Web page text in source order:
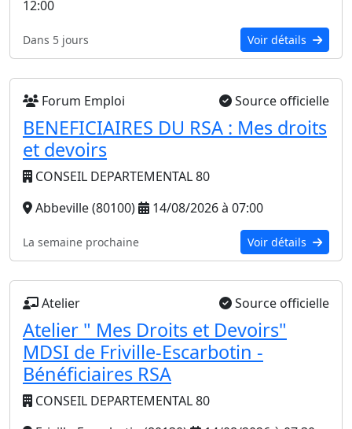
12:00
Dans 5 jours Voir détails
Forum Emploi Source officielle
BENEFICIAIRES DU RSA : Mes droits
et devoirs
CONSEIL DEPARTEMENTAL 80
Abbeville (80100)
14/08/2026 à 07:00
La semaine prochaine Voir détails
Atelier Source officielle
Atelier " Mes Droits et Devoirs"
MDSI de Friville-Escarbotin -
Bénéficiaires RSA
CONSEIL DEPARTEMENTAL 80